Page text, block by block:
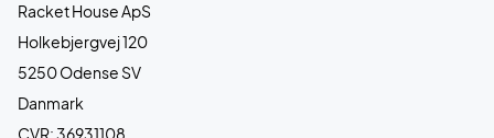
Racket House ApS
Holkebjergvej 120
5250 Odense SV
Danmark
CVR: 36931108